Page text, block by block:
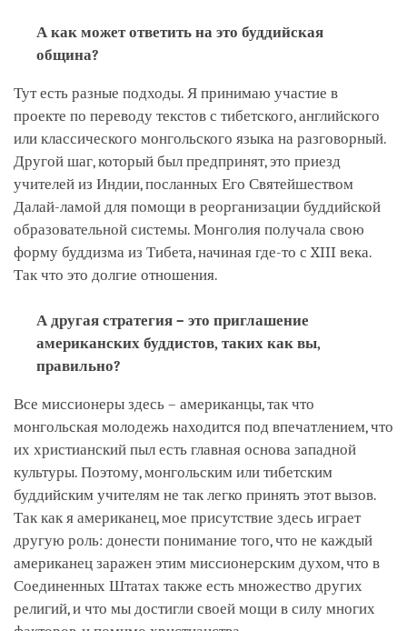
А как может ответить на это буддийская
община?
Тут есть разные подходы. Я принимаю участие в
проекте по переводу текстов с тибетского, английского
или классического монгольского языка на разговорный.
Другой шаг, который был предпринят, это приезд
учителей из Индии, посланных Его Святейшеством
Далай-ламой для помощи в реорганизации буддийской
образовательной системы. Монголия получала свою
форму буддизма из Тибета, начиная где-то с XIII века.
Так что это долгие отношения.
А другая стратегия – это приглашение
американских буддистов, таких как вы,
правильно?
Все миссионеры здесь – американцы, так что
монгольская молодежь находится под впечатлением, что
их христианский пыл есть главная основа западной
культуры. Поэтому, монгольским или тибетским
буддийским учителям не так легко принять этот вызов.
Так как я американец, мое присутствие здесь играет
другую роль: донести понимание того, что не каждый
американец заражен этим миссионерским духом, что в
Соединенных Штатах также есть множество других
религий, и что мы достигли своей мощи в силу многих